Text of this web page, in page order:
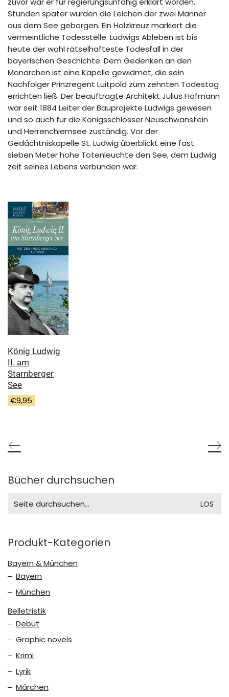
Stunden später wurden die Leichen der zwei Männer
aus dem See geborgen. Ein Holzkreuz markiert die
vermeintliche Todesstelle. Ludwigs Ableben ist bis
heute der wohl rätselhafteste Todesfall in der
bayerischen Geschichte. Dem Gedenken an den
Monarchen ist eine Kapelle gewidmet, die sein
Nachfolger Prinzregent Luitpold zum zehnten Todestag
errichten ließ. Der beauftragte Architekt Julius Hofmann
war seit 1884 Leiter der Bauprojekte Ludwigs gewesen
und so auch für die Königsschlösser Neuschwanstein
und Herrenchiemsee zuständig. Vor der
Gedächtniskapelle St. Ludwig überblickt eine fast
sieben Meter hohe Totenleuchte den See, dem Ludwig
zeit seines Lebens verbunden war.
König Ludwig
II. am
Starnberger
See
€9,95
Bücher durchsuchen
for:
Produkt-Kategorien
Bayern & München
Bayern
München
Belletristik
Debüt
Graphic novels
Krimi
Lyrik
Märchen